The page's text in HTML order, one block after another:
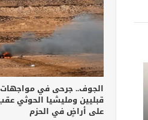
الجوف.. جرحى في
قبليين ومليشيا الحوثي
على أراضٍ في الحزم